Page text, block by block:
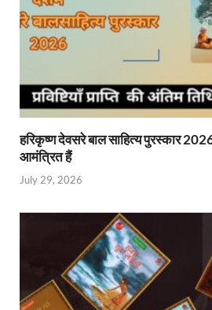
हरिकृष्ण देवसरे बाल साहित्य पुरस्कार
आमंत्रित हैं
July 29, 2026